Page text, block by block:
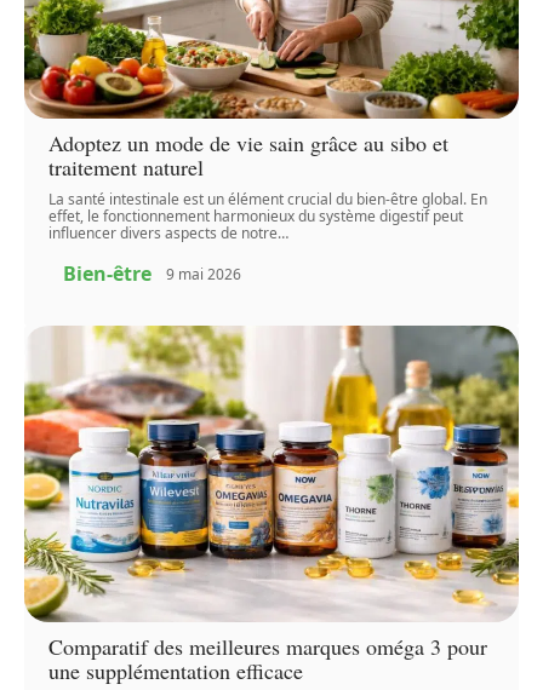
Adoptez un mode de vie sain grâce au sibo et
traitement naturel
La santé intestinale est un élément crucial du bien-être global. En
effet, le fonctionnement harmonieux du système digestif peut
influencer divers aspects de notre…
Bien-être 9 mai 2026
Comparatif des meilleures marques oméga 3 pour
une supplémentation efficace